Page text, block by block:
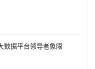
数据平台领导者象限